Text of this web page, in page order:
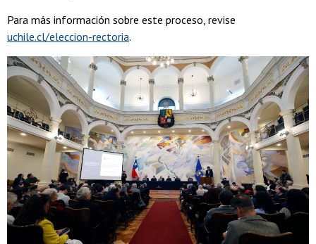
Para más información sobre este proceso, revise
uchile.cl/eleccion-rectoria.